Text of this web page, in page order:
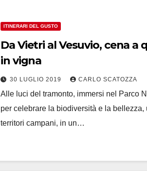
ITINERARI DEL GUSTO
Da Vietri al Vesuvio, cena
in vigna
30 LUGLIO 2019 CARLO SCATOZZA
Alle luci del tramonto, immersi nel Parco
per celebrare la biodiversità e la
territori campani, in un…